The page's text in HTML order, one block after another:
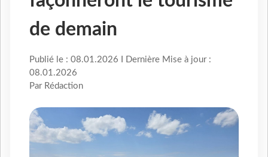
de demain
Publié le : 08.01.2026 I Dernière Mise à jour :
08.01.2026
Par Rédaction